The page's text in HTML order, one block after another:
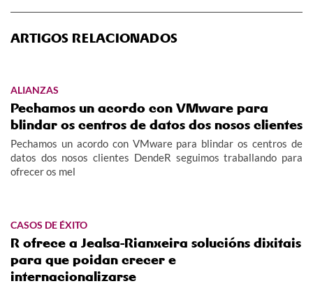
ARTIGOS RELACIONADOS
ALIANZAS
Pechamos un acordo con VMware para
blindar os centros de datos dos nosos clientes
Pechamos un acordo con VMware para blindar os centros de
datos dos nosos clientes DendeR seguimos traballando para
ofrecer os mel
CASOS DE ÉXITO
R ofrece a Jealsa-Rianxeira solucións dixitais
para que poidan crecer e
internacionalizarse